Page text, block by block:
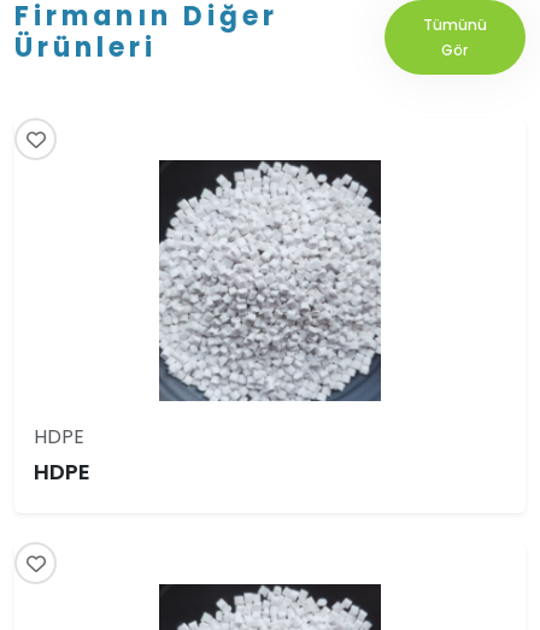
Firmanın Diğer
Ürünleri
Tümünü
Gör
HDPE
HDPE